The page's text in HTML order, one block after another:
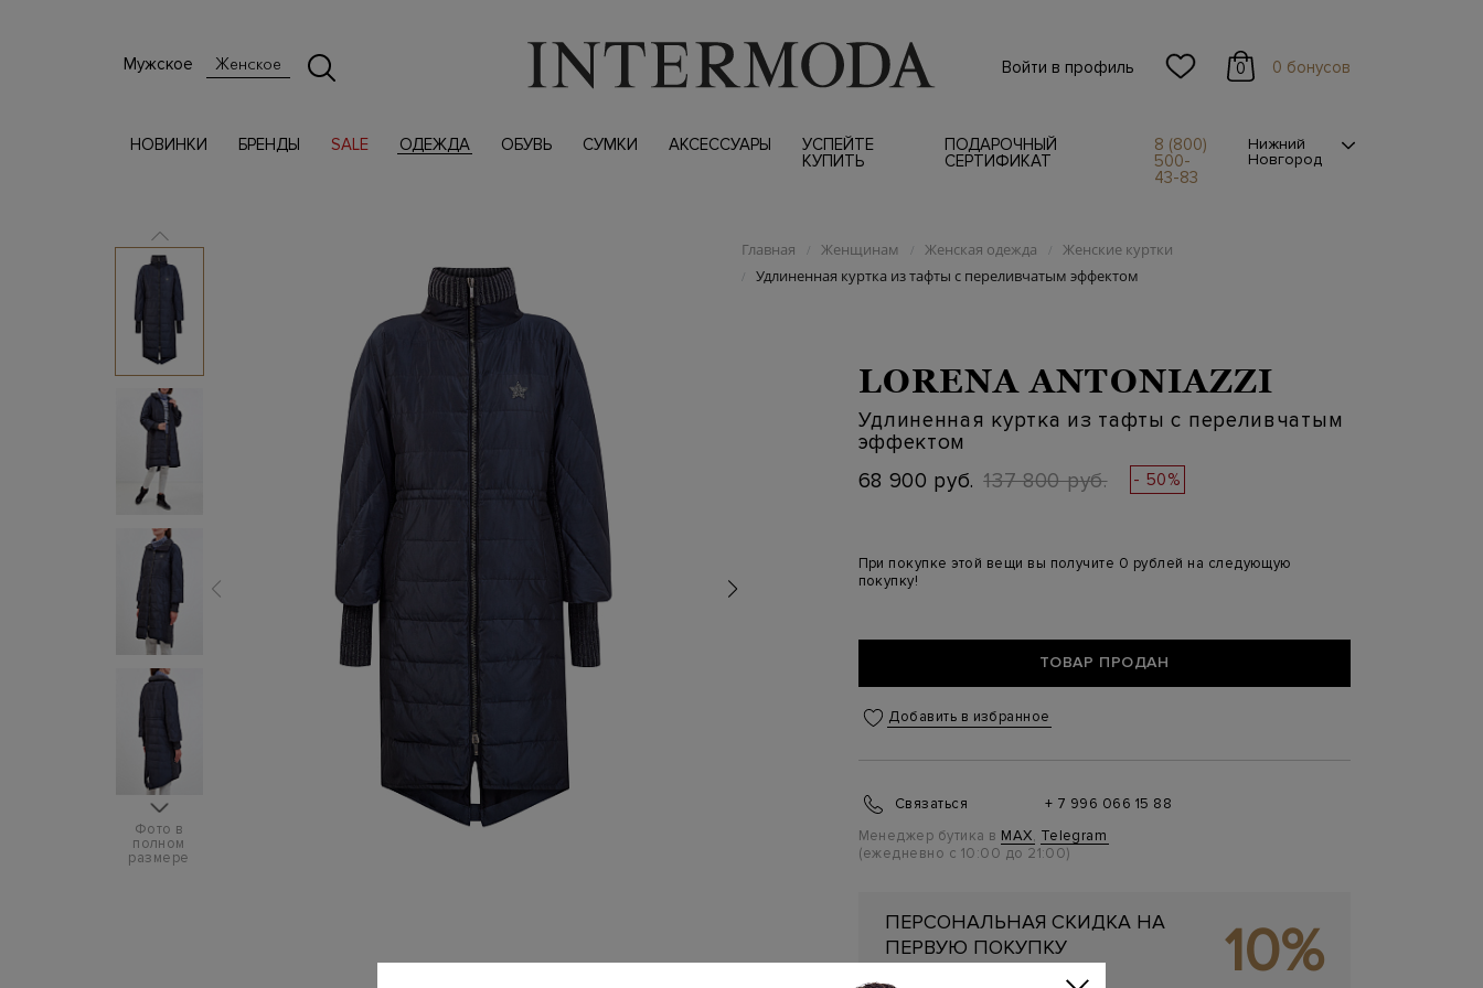
Мужское Женское Войти в профиль 0 0 бонусов
НОВИНКИ БРЕНДЫ SALE ОДЕЖДА ОБУВЬ СУМКИ АКСЕССУАРЫ
УСПЕЙТЕ
КУПИТЬ
ПОДАРОЧНЫЙ
СЕРТИФИКАТ
8 (800)
500-
43-83
Нижний
Новгород
Фото в
полном
размере
Главная / Женщинам / Женская одежда / Женские куртки
/ Удлиненная куртка из тафты с переливчатым эффектом
LORENA ANTONIAZZI
Удлиненная куртка из тафты с переливчатым
эффектом
68 900 руб. 137 800 руб. - 50%
При покупке этой вещи вы получите 0 рублей на следующую
покупку!
ТОВАР ПРОДАН
Добавить в избранное
Связаться
+ 7 996 066 15 88
Менеджер бутика в MAX, Telegram
(ежедневно с 10:00 до 21:00)
ПЕРСОНАЛЬНАЯ СКИДКА НА
ПЕРВУЮ ПОКУПКУ
Подробнее 10%